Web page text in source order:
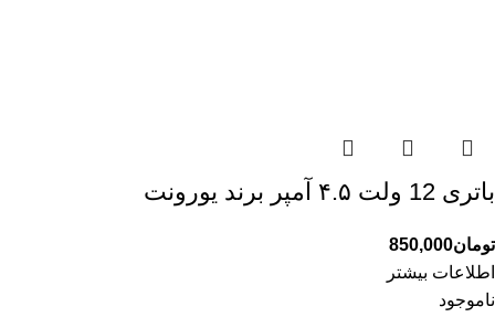
باتری 12 ولت ۴.۵ آمپر برند یورونت
تومان850,000
اطلاعات بیشتر
ناموجود